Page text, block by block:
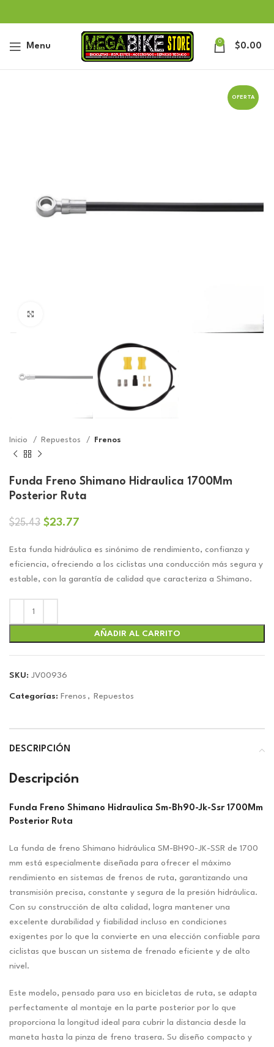
Menu 0 $0.00
OFERTA
Inicio Repuestos Frenos
Funda Freno Shimano Hidraulica 1700Mm
Posterior Ruta
$25.43 El
original
era:
$25.43.
$23.77
actual
es:
$23.77.
Esta funda hidráulica es sinónimo de rendimiento, confianza y
eficiencia, ofreciendo a los ciclistas una conducción más segura y
estable, con la garantía de calidad que caracteriza a Shimano.
AÑADIR AL CARRITO
SKU: JV00936
Categorías: Frenos , Repuestos
DESCRIPCIÓN
Descripción
Funda Freno Shimano Hidraulica Sm-Bh90-Jk-Ssr 1700Mm
Posterior Ruta
La funda de freno Shimano hidráulica SM-BH90-JK-SSR de 1700
mm está especialmente diseñada para ofrecer el máximo
rendimiento en sistemas de frenos de ruta, garantizando una
transmisión precisa, constante y segura de la presión hidráulica.
Con su construcción de alta calidad, logra mantener una
excelente durabilidad y fiabilidad incluso en condiciones
exigentes por lo que la convierte en una elección confiable para
ciclistas que buscan un sistema de frenado eficiente y de alto
nivel.
Este modelo, pensado para uso en bicicletas de ruta, se adapta
perfectamente al montaje en la parte posterior por lo que
proporciona la longitud ideal para cubrir la distancia desde la
maneta hasta la pinza de freno trasera. Su diseño compacto y